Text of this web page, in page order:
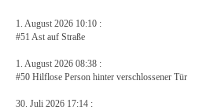
1. August 2026 10:10 :
#51 Ast auf Straße
1. August 2026 08:38 :
#50 Hilflose Person hinter verschlossener Tür
30. Juli 2026 17:14 :